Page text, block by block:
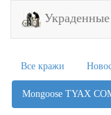
Все кражи
Mongoose TYAX